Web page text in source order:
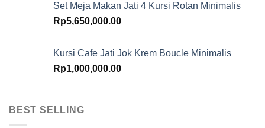
Set Meja Makan Jati 4 Kursi Rotan Minimalis
Rp5,650,000.00
Kursi Cafe Jati Jok Krem Boucle Minimalis
Rp1,000,000.00
BEST SELLING